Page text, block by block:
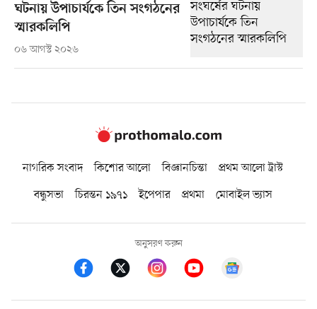
ঘটনায় উপাচার্যকে তিন সংগঠনের
স্মারকলিপি
০৬ আগস্ট ২০২৬
নাগরিক সংবাদ কিশোর আলো বিজ্ঞানচিন্তা
প্রথম আলো ট্রাস্ট
বন্ধুসভা
চিরন্তন ১৯৭১ ইপেপার প্রথমা মোবাইল ভ্যাস
অনুসরণ করুন